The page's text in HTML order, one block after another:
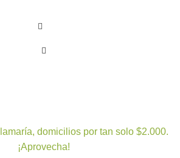
domicilios por tan solo $2.000.
¡Aprovecha!